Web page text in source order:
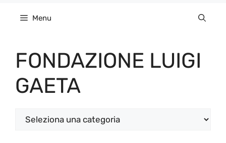
Menu
FONDAZIONE LUIGI
GAETA
Categorie